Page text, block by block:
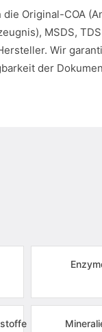
die Original-COA
MSDS,
Wir
der